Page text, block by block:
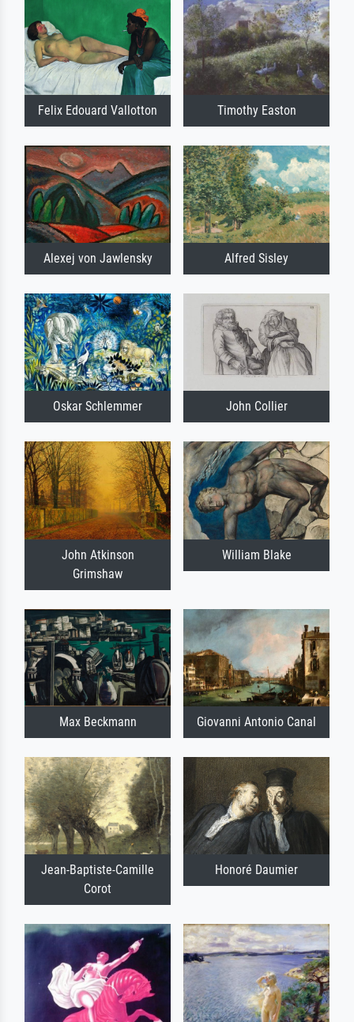
Felix Edouard Vallotton Timothy Easton
Alexej von Jawlensky Alfred Sisley
Oskar Schlemmer John Collier
John Atkinson
Grimshaw
William Blake
Max Beckmann Giovanni Antonio Canal
Jean-Baptiste-Camille
Corot
Honoré Daumier